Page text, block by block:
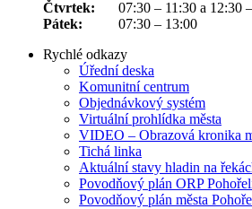
Čtvrtek:
07:30 – 11:30 a 12:30
Pátek:
07:30 – 13:00
Rychlé odkazy
Úřední deska
Komunitní centrum
Objednávkový systém
Virtuální prohlídka města
VIDEO – Obrazová kronika
Tichá linka
Aktuální stavy hladin na
Povodňový plán ORP
Povodňový plán města